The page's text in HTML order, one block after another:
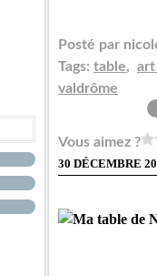
Posté par
Tags: table, art
valdrôme
Vous aimez ?
30 DÉCEMBRE